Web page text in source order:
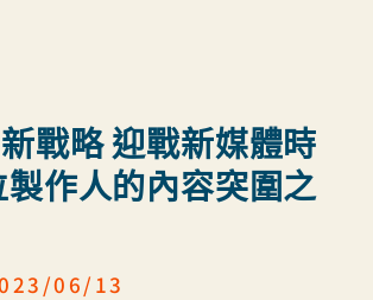
戰略 迎戰新媒體時
作人的內容突圍之
06/13